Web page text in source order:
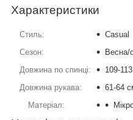
Характеристики
Стиль:
Casual
Сезон:
Весна/
Довжина по спинці:
109-
Довжина рукава:
61-64
Матеріал: